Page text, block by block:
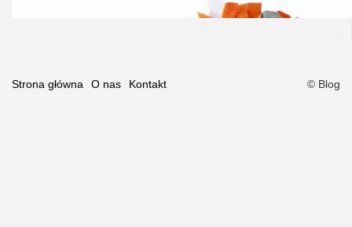
Strona główna O nas Kontakt © Blog